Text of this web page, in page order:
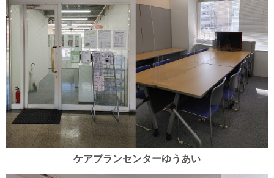
ケアプランセンターゆうあい